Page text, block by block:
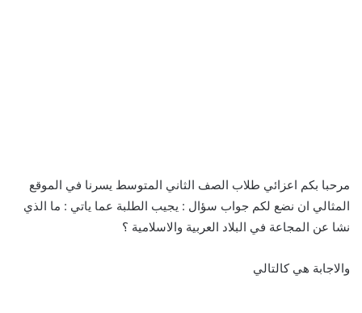
مرحبا بكم اعزائي طلاب الصف الثاني المتوسط يسرنا في الموقع
المثالي ان نضع لكم جواب سؤال : يجيب الطلبة عما ياتي : ما الذي
نشا عن المجاعة في البلاد العربية والاسلامية ؟
والاجابة هي كالتالي